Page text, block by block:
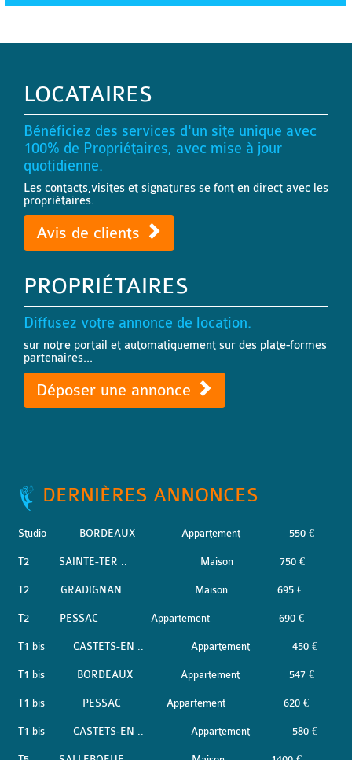
LOCATAIRES
Bénéficiez des services d'un site unique avec
100% de Propriétaires, avec mise à jour
quotidienne.
Les contacts,visites et signatures se font en direct avec les
propriétaires.
Avis de clients
PROPRIÉTAIRES
Diffusez votre annonce de location.
sur notre portail et automatiquement sur des plate-formes
partenaires...
Déposer une annonce
DERNIÈRES ANNONCES
Studio BORDEAUX Appartement 550 €
T2 SAINTE-TER .. Maison 750 €
T2 GRADIGNAN Maison 695 €
T2 PESSAC Appartement 690 €
T1 bis CASTETS-EN .. Appartement 450 €
T1 bis BORDEAUX Appartement 547 €
T1 bis PESSAC Appartement 620 €
T1 bis CASTETS-EN .. Appartement 580 €